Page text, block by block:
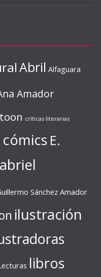
Abril Alfaguara
Amador
críticas literarias
cómics E.
Sánchez Amador
ilustración
libros